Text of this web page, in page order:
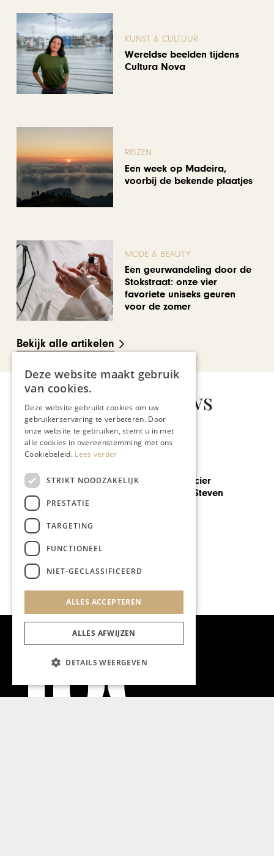
KUNST & CULTUUR
Wereldse beelden tijdens
Cultura Nova
REIZEN
Een week op Madeira,
voorbij de bekende plaatjes
MODE & BEAUTY
Een geurwandeling door de
Stokstraat: onze vier
favoriete uniseks geuren
voor de zomer
Bekijk alle artikelen
Gerelateerd nieuws
Voedselleverancier
‘supertrots’ op Steven
Deze website maakt gebruik
van cookies.
Deze website gebruikt cookies om uw
gebruikerservaring te verbeteren. Door
onze website te gebruiken, stemt u in met
alle cookies in overeenstemming met ons
Cookiebeleid. Lees verder
STRIKT NOODZAKELIJK
PRESTATIE
TARGETING
FUNCTIONEEL
NIET-GECLASSIFICEERD
ALLES ACCEPTEREN
ALLES AFWIJZEN
DETAILS WEERGEVEN